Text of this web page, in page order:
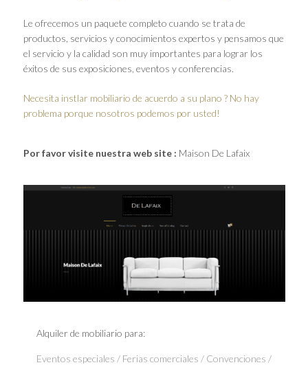
Le ofrecemos un paquete completo cuando se trata de
productos, servicios y conocimientos expertos y pensamos que
el servicio y la calidad son muy importantes para lograr los
éxitos de sus exposiciones, eventos y conferencias.
Necesita instlar mobiliario de acuerdo a su plano ? No hay
problema porque nosotros podemos por usted!
Por favor visite nuestra web site : Maison De Lafaix
Alquiler de mobiliario para:
Eventos especiales / Ferias comerciales / Convenciones /